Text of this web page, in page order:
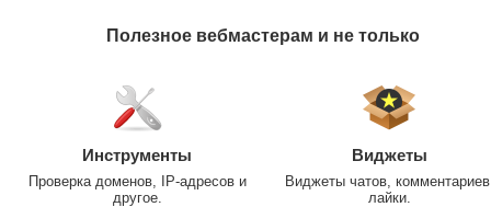
Полезное вебмастерам и не только
Инструменты
Проверка доменов, IP-адресов и
другое.
Виджеты
Виджеты чатов,
лайки.